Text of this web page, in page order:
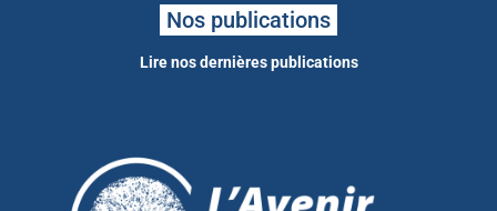
Nos publications
Lire nos dernières publications